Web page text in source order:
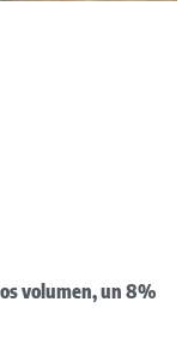
volumen, un 8%